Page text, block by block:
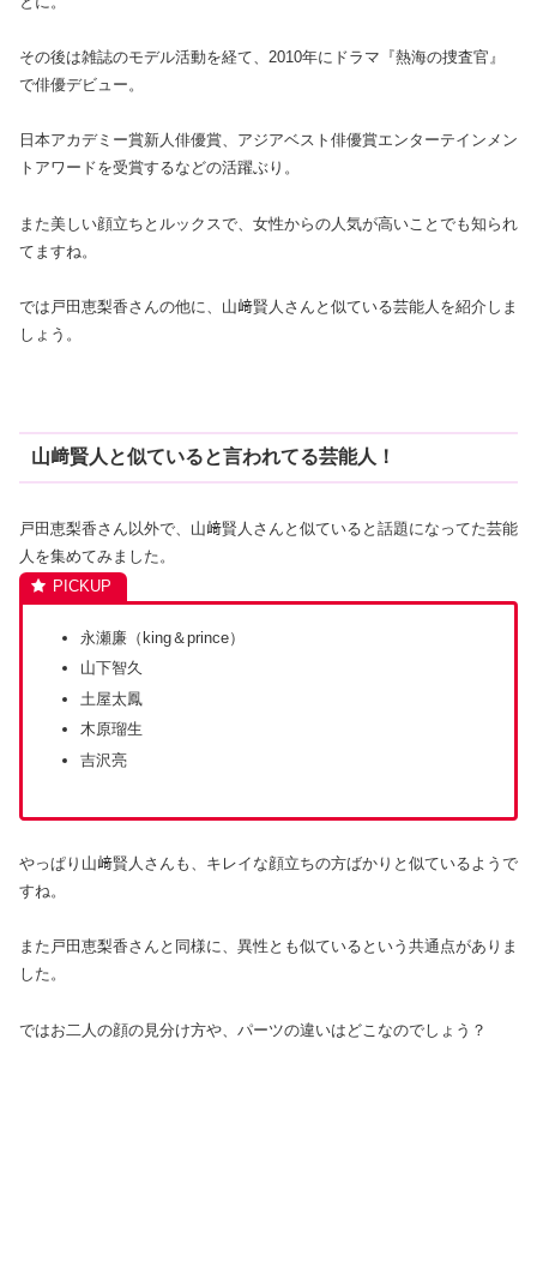
その後は雑誌のモデル活動を経て、2010年にドラマ『熱海の捜査官』
で俳優デビュー。
日本アカデミー賞新人俳優賞、アジアベスト俳優賞エンターテインメン
トアワードを受賞するなどの活躍ぶり。
また美しい顔立ちとルックスで、女性からの人気が高いことでも知られ
てますね。
では戸田恵梨香さんの他に、山﨑賢人さんと似ている芸能人を紹介しま
しょう。
山﨑賢人と似ていると言われてる芸能人！
戸田恵梨香さん以外で、山﨑賢人さんと似ていると話題になってた芸能
人を集めてみました。
永瀬廉（king＆prince）
山下智久
土屋太鳳
木原瑠生
吉沢亮
やっぱり山﨑賢人さんも、キレイな顔立ちの方ばかりと似ているようで
すね。
また戸田恵梨香さんと同様に、異性とも似ているという共通点がありま
した。
ではお二人の顔の見分け方や、パーツの違いはどこなのでしょう？